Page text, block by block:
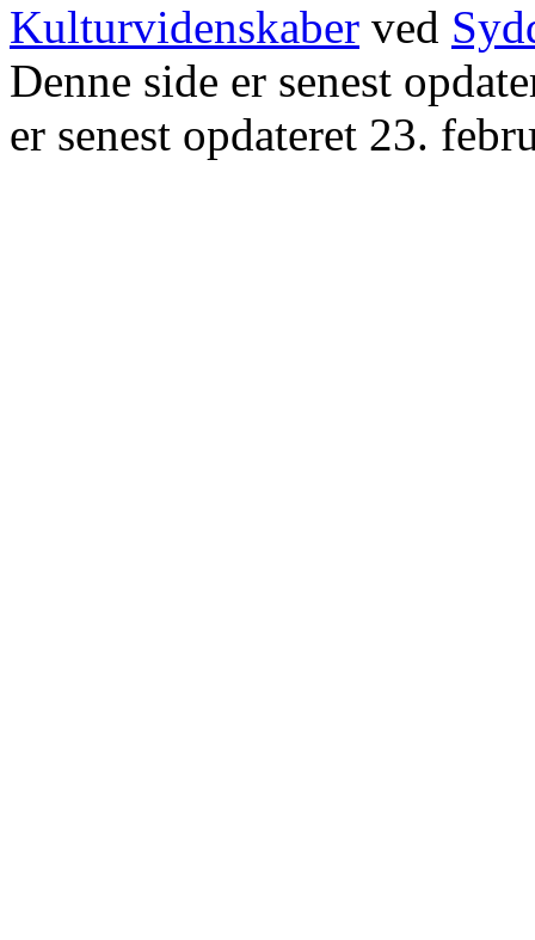
Kulturvidenskaber ved
Denne side er senest
er senest opdateret 23.